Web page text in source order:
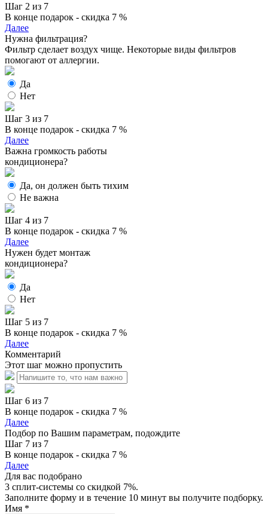
Шаг 2 из 7
В конце подарок - скидка 7 %
Далее
Нужна фильтрация?
Фильтр сделает воздух чище. Некоторые виды фильтров
помогают от аллергии.
Да
Нет
Шаг 3 из 7
В конце подарок - скидка 7 %
Далее
Важна громкость работы
кондиционера?
Да, он должен быть тихим
Не важна
Шаг 4 из 7
В конце подарок - скидка 7 %
Далее
Нужен будет монтаж
кондиционера?
Да
Нет
Шаг 5 из 7
В конце подарок - скидка 7 %
Далее
Комментарий
Этот шаг можно пропустить
Шаг 6 из 7
В конце подарок - скидка 7 %
Далее
Подбор по Вашим параметрам, подождите
Шаг 7 из 7
В конце подарок - скидка 7 %
Далее
Для вас подобрано
3 сплит-системы со скидкой 7%.
Заполните форму и в течение 10 минут вы получите подборку.
Имя *